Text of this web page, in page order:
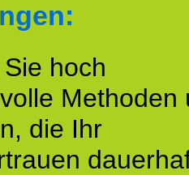
hoch
Methoden
die Ihr